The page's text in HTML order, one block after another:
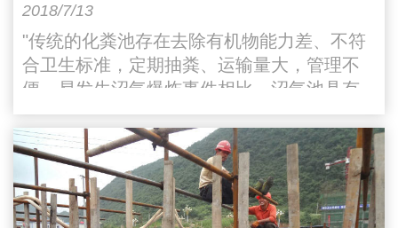
2018/7/13
"传统的化粪池存在去除有机物能力差、不符
合卫生标准，定期抽粪、运输量大，管理不
便、易发生沼气爆炸事件相比，沼气池具有
以下有优越性：一是有机物去除率高，COD
去除率达78%以上"